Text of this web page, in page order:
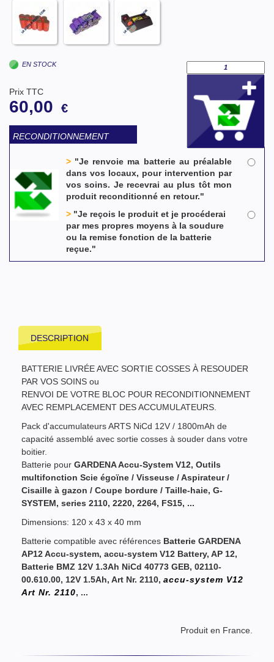
EN STOCK
Prix TTC
60,00 €
RECONDITIONNEMENT
> "Je renvoie ma batterie au préalable
dans vos locaux, pour intervention par
vos soins. Je recevrai au plus tôt mon
produit reconditionné en retour."
> "Je reçois le produit et je procéderai
par mes propres moyens à la soudure
ou la remise fonction de la batterie
reçue."
DESCRIPTION
BATTERIE LIVRÉE AVEC SORTIE COSSES À RESOUDER
PAR VOS SOINS ou
RENVOI DE VOTRE BLOC POUR RECONDITIONNEMENT
AVEC REMPLACEMENT DES ACCUMULATEURS.
Pack d'accumulateurs ARTS NiCd 12V / 1800mAh de
capacité assemblé avec sortie cosses à souder dans votre
boitier.
Batterie pour GARDENA Accu-System V12, Outils
multifonction Scie égoïne / Visseuse / Aspirateur /
Cisaille à gazon / Coupe bordure / Taille-haie, G-
SYSTEM, series 2110, 2220, 2264, FS15, ...
Dimensions: 120 x 43 x 40 mm
Batterie compatible avec références Batterie GARDENA
AP12Accu-system, accu-system V12 Battery, AP 12,
Batterie BMZ 12V 1.3Ah NiCd 40773 GEB, 02110-
00.610.00, 12V 1.5Ah, Art Nr. 2110, accu-system V12
Art Nr. 2110, ...
Produit en France.